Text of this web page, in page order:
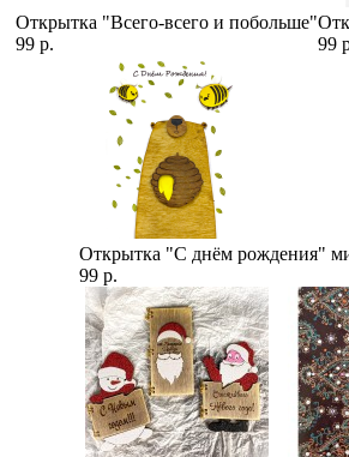
Открытка "Всего-всего и побольше"
99 р.
99
Открытка "С днём рождения"
99 р.